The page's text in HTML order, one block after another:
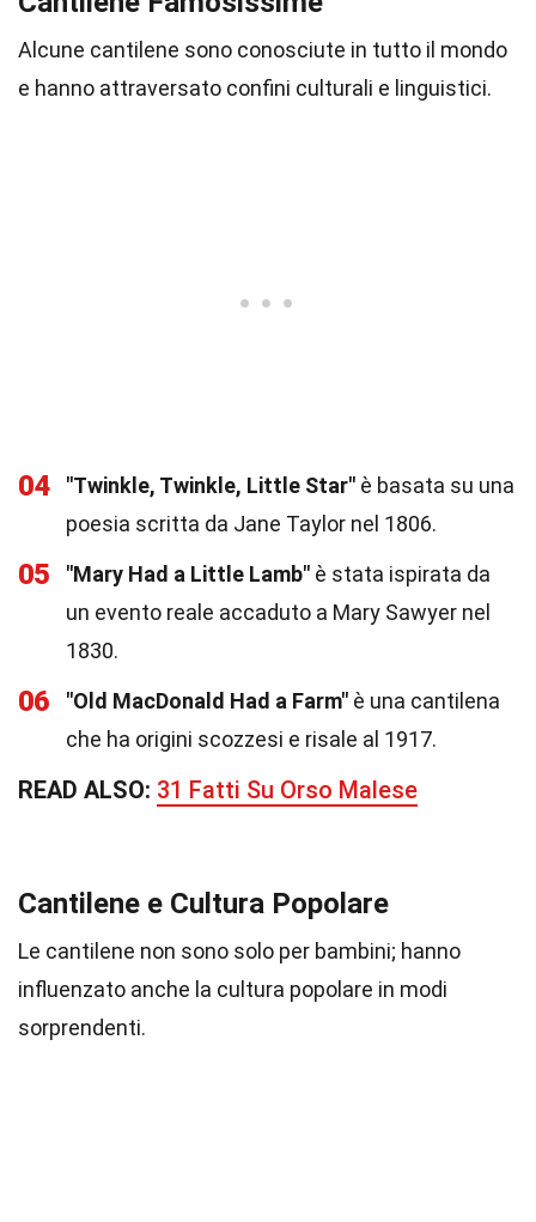
Alcune cantilene sono conosciute in tutto il mondo
e hanno attraversato confini culturali e linguistici.
04 "Twinkle, Twinkle, Little Star" è basata su una
poesia scritta da Jane Taylor nel 1806.
05 "Mary Had a Little Lamb" è stata ispirata da
un evento reale accaduto a Mary Sawyer nel
1830.
06 "Old MacDonald Had a Farm" è una cantilena
che ha origini scozzesi e risale al 1917.
READ ALSO: 31 Fatti Su Orso Malese
Cantilene e Cultura Popolare
Le cantilene non sono solo per bambini; hanno
influenzato anche la cultura popolare in modi
sorprendenti.